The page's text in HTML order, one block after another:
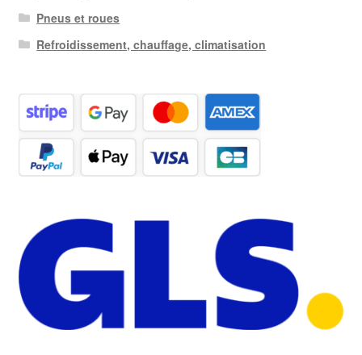
Pneus et roues
Refroidissement, chauffage, climatisation